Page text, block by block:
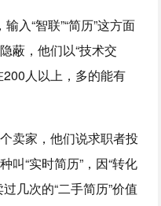
入“智联”“简历”这方面
蔽，他们以“技术交
人以上，多的能有
卖家，他们说求职者投
叫“实时简历”，因“转化
几次的“二手简历”价值